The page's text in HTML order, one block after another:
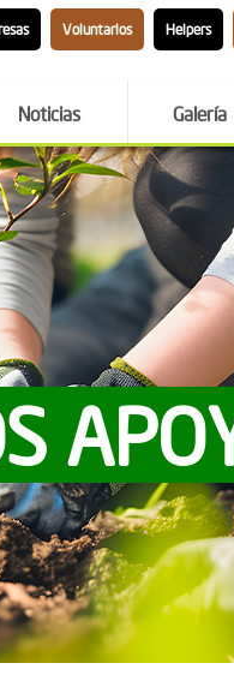
Voluntarios Helpers
Noticias Galería